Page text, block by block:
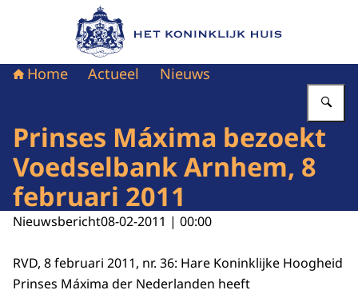
Naar de homepage van Het Koninklijk Huis
Home Actueel Nieuws
Prinses Máxima bezoekt
Voedselbank Arnhem, 8
februari 2011
Nieuwsbericht08-02-2011 | 00:00
RVD, 8 februari 2011, nr. 36: Hare Koninklijke Hoogheid
Prinses Máxima der Nederlanden heeft